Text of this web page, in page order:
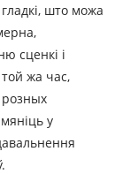
што можа
сценкі і
жа час,
розных
у